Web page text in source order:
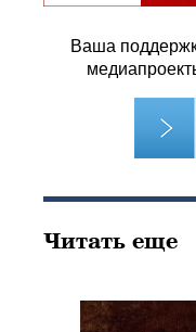
Ваша
Читать еще